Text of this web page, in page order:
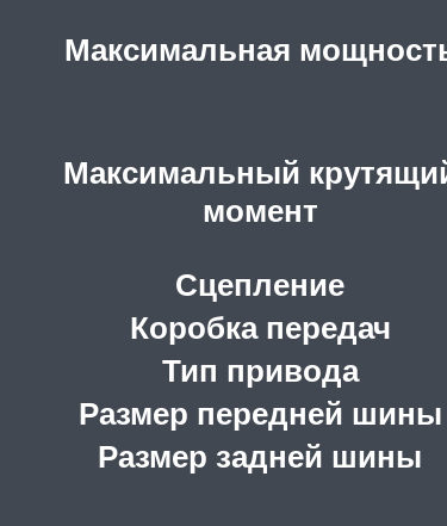
Максимальная
Максимальный
момент
Сцепление
Коробка передач
Тип привода
Размер передней шины
Размер задней шины